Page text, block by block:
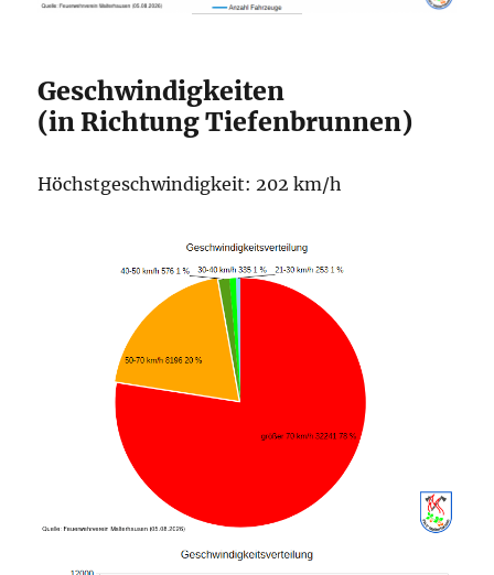
Geschwindigkeiten
(in Richtung Tiefenbrunnen)
Höchstgeschwindigkeit: 202 km/h